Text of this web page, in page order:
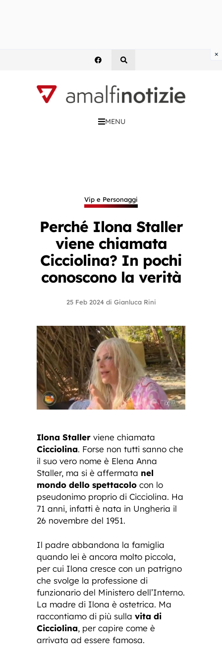
MENU
Vip e Personaggi
Perché Ilona Staller
viene chiamata
Cicciolina? In pochi
conoscono la verità
25 Feb 2024 di Gianluca Rini
Ilona Staller viene chiamata
Cicciolina. Forse non tutti sanno che
il suo vero nome è Elena Anna
Staller, ma si è affermata nel
mondo dello spettacolo con lo
pseudonimo proprio di Cicciolina. Ha
71 anni, infatti è nata in Ungheria il
26 novembre del 1951.
Il padre abbandona la famiglia
quando lei è ancora molto piccola,
per cui Ilona cresce con un patrigno
che svolge la professione di
funzionario del Ministero dell’Interno.
La madre di Ilona è ostetrica. Ma
raccontiamo di più sulla vita di
Cicciolina, per capire come è
arrivata ad essere famosa.
×